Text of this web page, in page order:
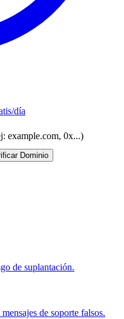
día
example.com, 0x...)
Dominio
de suplantación.
de soporte falsos.